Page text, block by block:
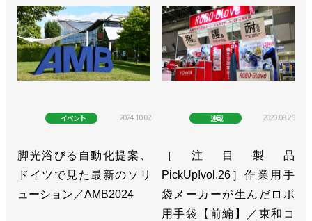
イベント 2024.10.02
脚光浴びる自動化提案、
ドイツで見た最新のソリ
ューション／AMB2024
連載 2020.08.26
［注目製品
PickUp!vol.26］作業用手
袋メーカーが生んだロボ
用手袋【前編】／東和コ